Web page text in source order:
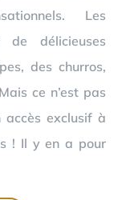
Les
de délicieuses
des churros,
ce n’est pas
exclusif à
! Il y en a pour